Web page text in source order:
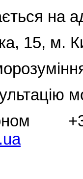
на
15, м.